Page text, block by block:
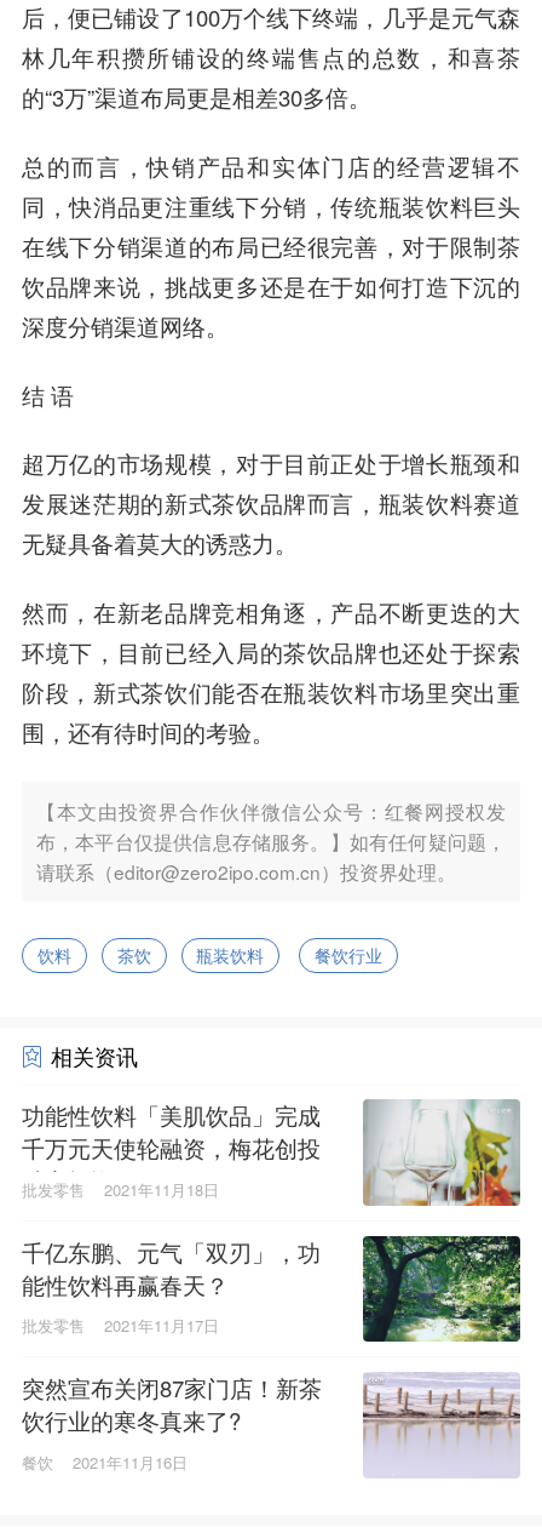
后，便已铺设了100万个线下终端，几乎是元气森
林几年积攒所铺设的终端售点的总数，和喜茶
的“3万”渠道布局更是相差30多倍。
总的而言，快销产品和实体门店的经营逻辑不
同，快消品更注重线下分销，传统瓶装饮料巨头
在线下分销渠道的布局已经很完善，对于限制茶
饮品牌来说，挑战更多还是在于如何打造下沉的
深度分销渠道网络。
结 语
超万亿的市场规模，对于目前正处于增长瓶颈和
发展迷茫期的新式茶饮品牌而言，瓶装饮料赛道
无疑具备着莫大的诱惑力。
然而，在新老品牌竞相角逐，产品不断更迭的大
环境下，目前已经入局的茶饮品牌也还处于探索
阶段，新式茶饮们能否在瓶装饮料市场里突出重
围，还有待时间的考验。
【本文由投资界合作伙伴微信公众号：红餐网授权发
布，本平台仅提供信息存储服务。】如有任何疑问题，
请联系（editor@zero2ipo.com.cn）投资界处理。
饮料 茶饮 瓶装饮料 餐饮行业
相关资讯
功能性饮料「美肌饮品」完成
千万元天使轮融资，梅花创投
独家投资
批发零售 2021年11月18日
千亿东鹏、元气「双刃」，功
能性饮料再赢春天？
批发零售 2021年11月17日
突然宣布关闭87家门店！新茶
饮行业的寒冬真来了?
餐饮 2021年11月16日